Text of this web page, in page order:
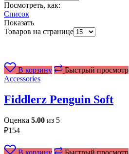
Посмотреть, как:
Список
Показать
Товаров на странице
В корзину
Быстрый просмотр
Accessories
Fiddlerz Penguin Soft
Оценка 5.00 из 5
₽154
В корзину
Быстрый просмотр